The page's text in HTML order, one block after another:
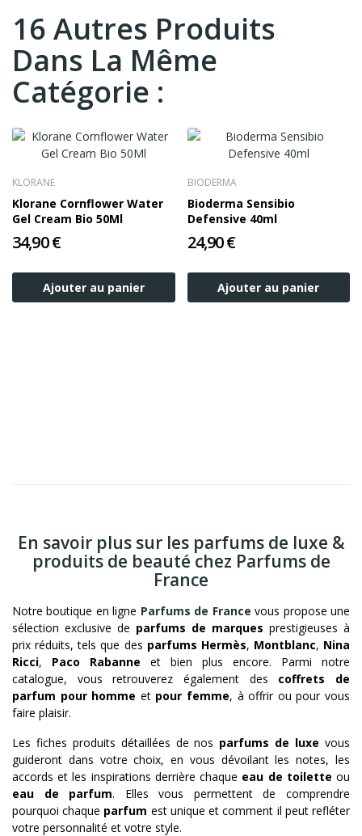
16 Autres Produits
Dans La Même
Catégorie :
KLORANE
Klorane Cornflower Water
Gel Cream Bio 50Ml
34,90 €
Ajouter au panier
BIODERMA
Bioderma Sensibio
Defensive 40ml
24,90 €
Ajouter au panier
En savoir plus sur les parfums de luxe &
produits de beauté chez Parfums de
France
Notre boutique en ligne Parfums de France vous propose une
sélection exclusive de parfums de marques prestigieuses à
prix réduits, tels que des parfums Hermès, Montblanc, Nina
Ricci, Paco Rabanne et bien plus encore. Parmi notre
catalogue, vous retrouverez également des coffrets de
parfum pour homme et pour femme, à offrir ou pour vous
faire plaisir.
Les fiches produits détaillées de nos parfums de luxe vous
guideront dans votre choix, en vous dévoilant les notes, les
accords et les inspirations derrière chaque eau de toilette ou
eau de parfum. Elles vous permettent de comprendre
pourquoi chaque parfum est unique et comment il peut refléter
votre personnalité et votre style.